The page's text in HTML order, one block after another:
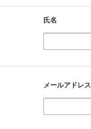
氏名
メールアドレス